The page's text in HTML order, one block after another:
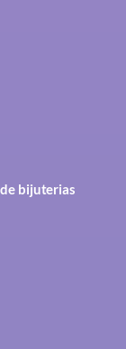
bijuterias